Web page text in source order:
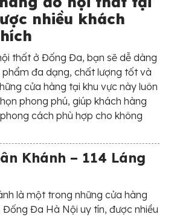
nhiều khách
thất ở Đống Đa, bạn sẽ dễ dàng
phẩm đa dạng, chất lượng tốt và
cửa hàng tại khu vực này luôn
phong phú, giúp khách hàng
cách phù hợp cho không
Khánh – 114 Láng
là một trong những cửa hàng
Đa Hà Nội uy tín, được nhiều